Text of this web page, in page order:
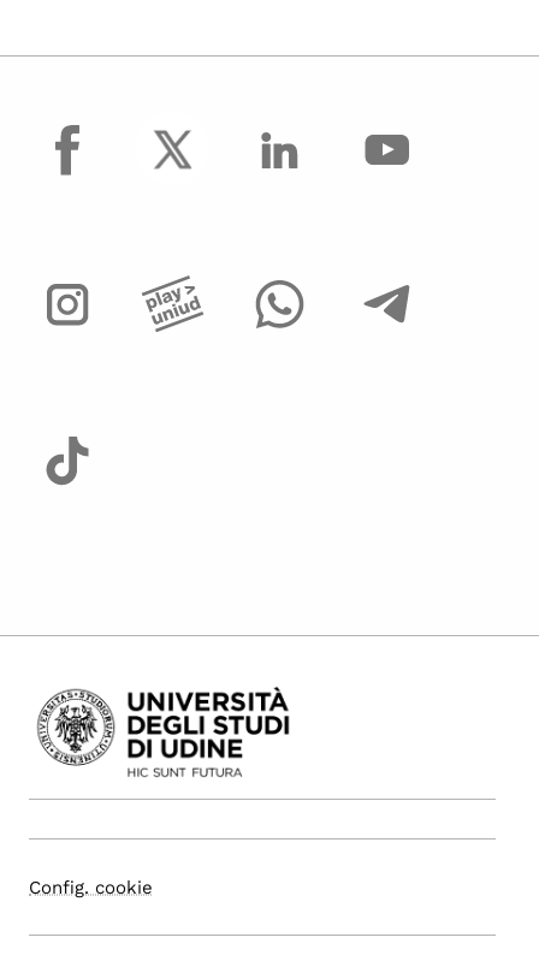
facebook
Config. cookie